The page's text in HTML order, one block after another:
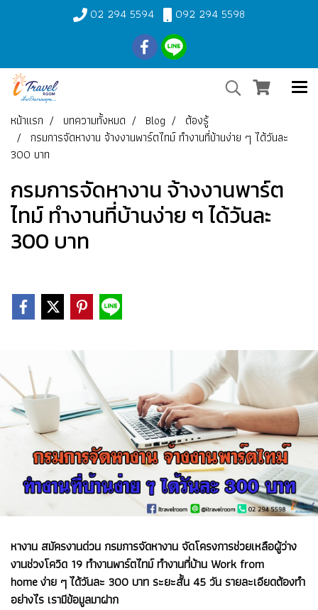
02 294 5594 092 294 5598
หน้าแรก บทความทั้งหมด Blog
ต้องรู้
กรมการจัดหางาน จ้างงานพาร์ตไทม์ ทำงานที่บ้านง่าย ๆ ได้วันละ
300 บาท
กรมการจัดหางาน จ้างงานพาร์ต
ไทม์ ทำงานที่บ้านง่าย ๆ ได้วันละ
300 บาท
หางาน สมัครงานด่วน กรมการจัดหางาน จัดโครงการช่วยเหลือผู้ว่าง
งานช่วงโควิด 19 ทำงานพาร์ตไทม์ ทำงานที่บ้าน Work from
home ง่าย ๆ ได้วันละ 300 บาท ระยะสั้น 45 วัน รายละเอียดต้องทำ
อย่างไร เรามีข้อมูลมาฝาก